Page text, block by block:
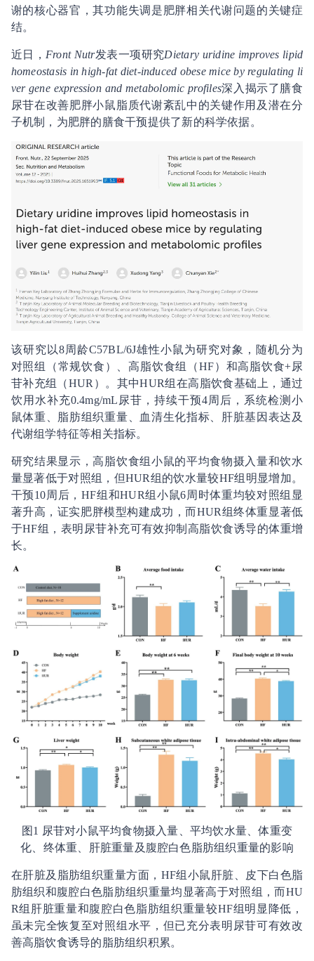
谢的核心器官，其功能失调是肥胖相关代谢问题的关键症
结。
近日， Front Nutr发表一项研究Dietary uridine improves lipid
homeostasis in high-fat diet-induced obese mice by regulating li
ver gene expression and metabolomic profiles深入揭示了膳食
尿苷在改善肥胖小鼠脂质代谢紊乱中的关键作用及潜在分
子机制，为肥胖的膳食干预提供了新的科学依据。
该研究以8周龄C57BL/6J雄性小鼠为研究对象，随机分为
对照组（常规饮食）、高脂饮食组（HF）和高脂饮食+尿
苷补充组（HUR）。其中HUR组在高脂饮食基础上，通过
饮用水补充0.4mg/mL尿苷，持续干预4周后，系统检测小
鼠体重、脂肪组织重量、血清生化指标、肝脏基因表达及
代谢组学特征等相关指标。
研究结果显示，高脂饮食组小鼠的平均食物摄入量和饮水
量显著低于对照组，但HUR组的饮水量较HF组明显增加。
干预10周后，HF组和HUR组小鼠6周时体重均较对照组显
著升高，证实肥胖模型构建成功，而HUR组终体重显著低
于HF组，表明尿苷补充可有效抑制高脂饮食诱导的体重增
长。
图1 尿苷对小鼠平均食物摄入量、平均饮水量、体重变
化、终体重、肝脏重量及腹腔白色脂肪组织重量的影响
在肝脏及脂肪组织重量方面，HF组小鼠肝脏、皮下白色脂
肪组织和腹腔白色脂肪组织重量均显著高于对照组，而HU
R组肝脏重量和腹腔白色脂肪组织重量较HF组明显降低，
虽未完全恢复至对照组水平，但已充分表明尿苷可有效改
善高脂饮食诱导的脂肪组织积累。